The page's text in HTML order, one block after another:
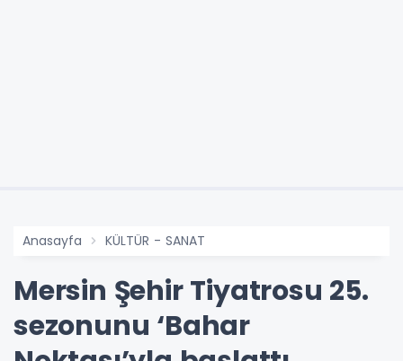
Anasayfa KÜLTÜR - SANAT
Mersin Şehir Tiyatrosu 25.
sezonunu ‘Bahar